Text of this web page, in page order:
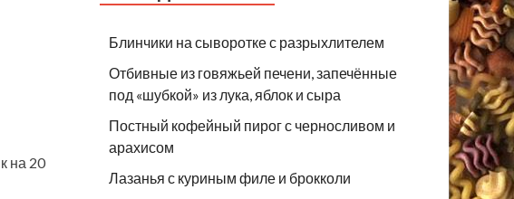
на 20
Блинчики на сыворотке с разрыхлителем
Отбивные из говяжьей печени, запечённые
под «шубкой» из лука, яблок и сыра
Постный кофейный пирог с черносливом и
арахисом
Лазанья с куриным филе и брокколи